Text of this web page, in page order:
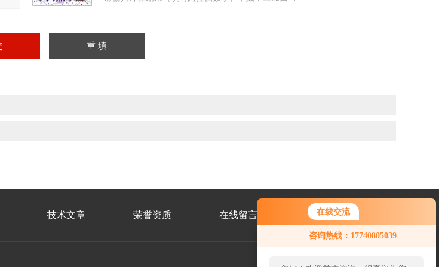
在线交流
咨询热线：17740805039
技术文章 荣誉资质 在线留言 联系我们